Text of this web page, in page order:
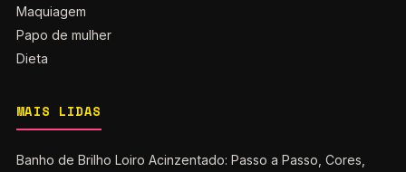
Maquiagem
Papo de mulher
Dieta
MAIS LIDAS
Banho de Brilho Loiro Acinzentado: Passo a Passo, Cores,